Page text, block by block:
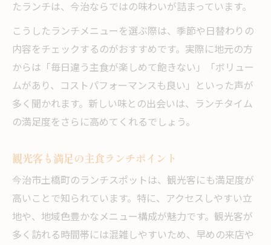
たランチは、今治ならではの味わいが詰まっています。
こうしたランチメニューを選ぶ際は、季節や日替わりの
内容をチェックするのがおすすめです。実際に地元の方
からは「毎日違う主食が楽しめて飽きない」「ボリュー
ムがあり、コストパフォーマンスも良い」といった声が
多く聞かれます。新しい味との出会いは、ランチタイム
の満足度をさらに高めてくれるでしょう。
観光客も満足の主食ランチポイント
今治市土橋町のランチスポットは、観光客にも満足度が
高いことで知られています。特に、アクセスしやすい立
地や、地域色豊かなメニュー構成が魅力です。観光客が
多く訪れる時間帯には混雑しやすいため、早めの来店や